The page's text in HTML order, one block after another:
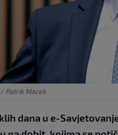
/ Patrik Macek
dana u e-